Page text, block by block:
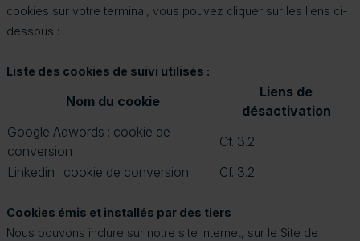
cookies sur votre terminal, vous pouvez cliquer sur les liens ci-
dessous :
Liste des cookies de suivi utilisés :
Nom du cookie
Liens de
désactivation
Google Adwords : cookie de
conversion
Cf. 3.2
Linkedin : cookie de conversion
Cf. 3.2
Cookies émis et installés par des tiers
Nous pouvons inclure sur notre site Internet, sur le Site de